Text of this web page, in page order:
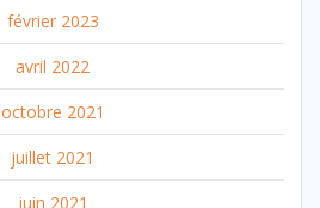
février 2023
avril 2022
octobre 2021
juillet 2021
juin 2021